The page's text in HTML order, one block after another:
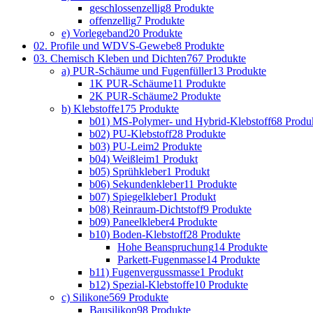
geschlossenzellig8 Produkte
offenzellig7 Produkte
e) Vorlegeband20 Produkte
02. Profile und WDVS-Gewebe8 Produkte
03. Chemisch Kleben und Dichten767 Produkte
a) PUR-Schäume und Fugenfüller13 Produkte
1K PUR-Schäume11 Produkte
2K PUR-Schäume2 Produkte
b) Klebstoffe175 Produkte
b01) MS-Polymer- und Hybrid-Klebstoff68
b02) PU-Klebstoff28 Produkte
b03) PU-Leim2 Produkte
b04) Weißleim1 Produkt
b05) Sprühkleber1 Produkt
b06) Sekundenkleber11 Produkte
b07) Spiegelkleber1 Produkt
b08) Reinraum-Dichtstoff9 Produkte
b09) Paneelkleber4 Produkte
b10) Boden-Klebstoff28 Produkte
Hohe Beanspruchung14 Produkte
Parkett-Fugenmasse14 Produkte
b11) Fugenvergussmasse1 Produkt
b12) Spezial-Klebstoffe10 Produkte
c) Silikone569 Produkte
Bausilikon98 Produkte